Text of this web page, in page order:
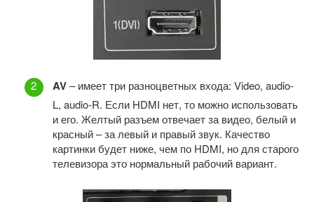
AV– имеет три разноцветных входа: Video, audio-
L, audio-R. Если HDMI нет, то можно использовать
и его. Желтый разъем отвечает за видео, белый и
красный – за левый и правый звук. Качество
картинки будет ниже, чем по HDMI, но для старого
телевизора это нормальный рабочий вариант.